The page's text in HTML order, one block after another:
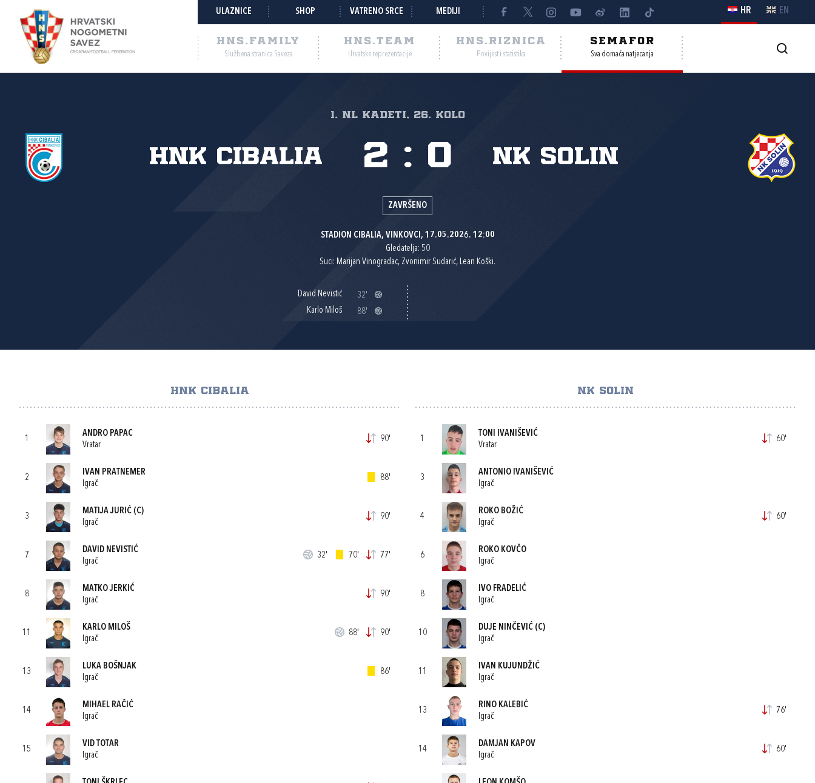
ULAZNICE SHOP VATRENO SRCE MEDIJI HR EN
HNS.FAMILY
Službena stranica Saveza
HNS.TEAM
Hrvatske reprezentacije
HNS.RIZNICA
Povijest i statistika
SEMAFOR
Sva domaća natjecanja
1. NL kadeti, 26. kolo
HNK Cibalia NK Solin
2 : 0
ZAVRŠENO
STADION CIBALIA, VINKOVCI, 17.05.2026. 12:00
Gledatelja: 50
Suci: Marijan Vinogradac, Zvonimir Sudarić, Lean Koški.
David Nevistić
32'
Karlo Miloš
88'
HNK CIBALIA
1
ANDRO PAPAC
Vratar
90'
2
IVAN PRATNEMER
Igrač
88'
3
MATIJA JURIĆ (C)
Igrač
90'
7
DAVID NEVISTIĆ
Igrač
32' 70' 77'
8
MATKO JERKIĆ
Igrač
90'
11
KARLO MILOŠ
Igrač
88' 90'
13
LUKA BOŠNJAK
Igrač
86'
14
MIHAEL RAČIĆ
Igrač
15
VID TOTAR
Igrač
NK SOLIN
1
TONI IVANIŠEVIĆ
Vratar
60'
3
ANTONIO IVANIŠEVIĆ
Igrač
4
ROKO BOŽIĆ
Igrač
60'
6
ROKO KOVČO
Igrač
8
IVO FRADELIĆ
Igrač
10
DUJE NINČEVIĆ(C)
Igrač
11
IVAN KUJUNDŽIĆ
Igrač
13
RINO KALEBIĆ
Igrač
76'
14
DAMJAN KAPOV
Igrač
60'